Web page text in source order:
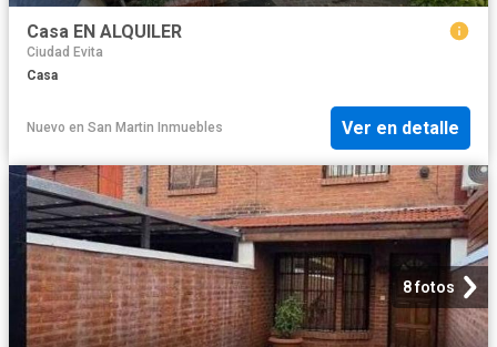
Casa EN ALQUILER
Ciudad Evita
Casa
Nuevo en San Martin Inmuebles Ver en detalle
8 fotos